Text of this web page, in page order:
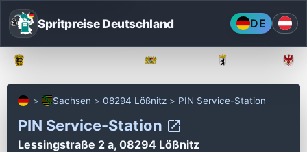
Spritpreise Deutschland DE
Sachsen 08294 Lößnitz PIN Service-Station
PIN Service-Station
Lessingstraße 2 a, 08294 Lößnitz